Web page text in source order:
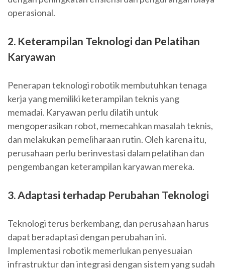
operasional.
2. Keterampilan Teknologi dan Pelatihan
Karyawan
Penerapan teknologi robotik membutuhkan tenaga
kerja yang memiliki keterampilan teknis yang
memadai. Karyawan perlu dilatih untuk
mengoperasikan robot, memecahkan masalah teknis,
dan melakukan pemeliharaan rutin. Oleh karena itu,
perusahaan perlu berinvestasi dalam pelatihan dan
pengembangan keterampilan karyawan mereka.
3. Adaptasi terhadap Perubahan Teknologi
Teknologi terus berkembang, dan perusahaan harus
dapat beradaptasi dengan perubahan ini.
Implementasi robotik memerlukan penyesuaian
infrastruktur dan integrasi dengan sistem yang sudah